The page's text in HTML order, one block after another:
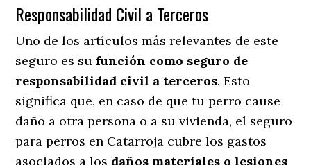
Responsabilidad Civil a Terceros
Uno de los artículos más relevantes de este
seguro es su función como seguro de
responsabilidad civil a terceros. Esto
significa que, en caso de que tu perro cause
daño a otra persona o a su vivienda, el seguro
para perros en Catarroja cubre los gastos
asociados a los daños materiales o lesiones